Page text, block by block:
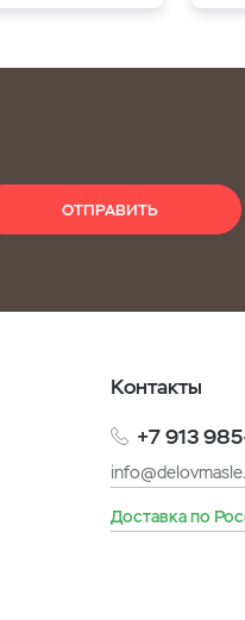
ОТПРАВИТЬ
Контакты
+7 913
Доставка по